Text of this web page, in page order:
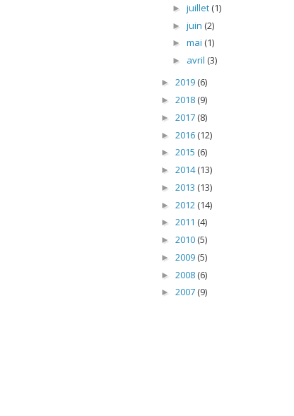
► juillet (1)
► juin (2)
► mai (1)
► avril (3)
► 2019 (6)
► 2018 (9)
► 2017 (8)
► 2016 (12)
► 2015 (6)
► 2014(13)
► 2013 (13)
► 2012 (14)
► 2011 (4)
► 2010 (5)
► 2009 (5)
► 2008 (6)
► 2007 (9)